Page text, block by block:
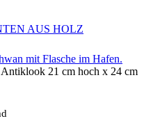
AUS HOLZ
21 cm hoch x 24 cm